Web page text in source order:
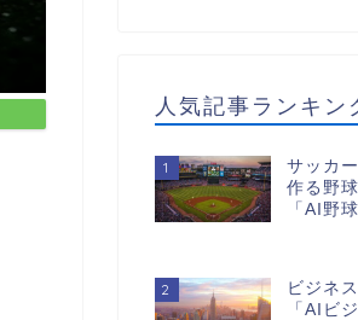
人気記事ランキン
1
サッカ
作る野
「AI野
2
ビジネ
「AIビ